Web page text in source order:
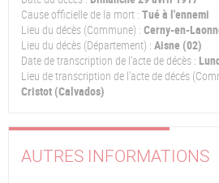
Cause officielle de la mort : Tué à l'ennemi
Lieu du décès (Commune) : Cerny-en-
Lieu du décès (Département) : Aisne (02)
Date de transcription de l'acte de décès :
Lieu de transcription de l'acte de décés
Cristot (Calvados)
AUTRES INFORMATIONS